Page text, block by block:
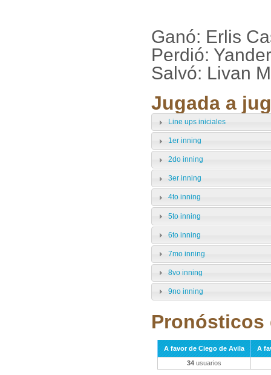
Ganó: Erlis
Perdió:
Salvó: Livan
Jugada a
Line ups iniciales
1er inning
2do inning
3er inning
4to inning
5to inning
6to inning
7mo inning
8vo inning
9no inning
Pronósticos
A favor de Ciego de Avila
A
34 usuarios